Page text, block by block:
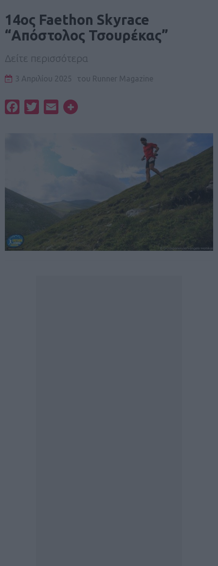
14ος Faethon Skyrace
“Απόστολος Τσουρέκας”
Δείτε περισσότερα
3 Απριλίου 2025 του Runner Magazine
FacebookTwitterEmail